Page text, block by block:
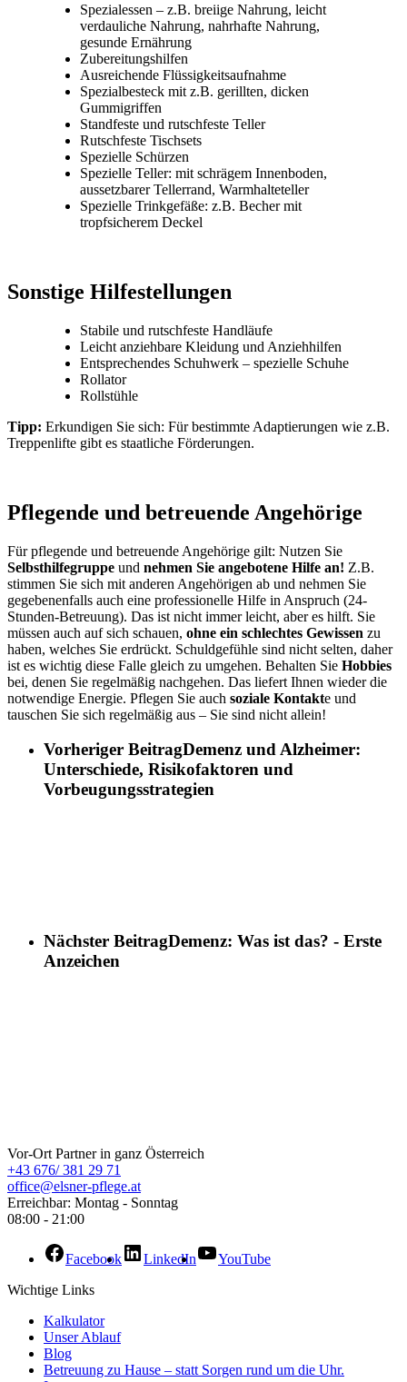
Spezialessen – z.B. breiige Nahrung, leicht
verdauliche Nahrung, nahrhafte Nahrung,
gesunde Ernährung
Zubereitungshilfen
Ausreichende Flüssigkeitsaufnahme
Spezialbesteck mit z.B. gerillten, dicken
Gummigriffen
Standfeste und rutschfeste Teller
Rutschfeste Tischsets
Spezielle Schürzen
Spezielle Teller: mit schrägem Innenboden,
aussetzbarer Tellerrand, Warmhalteteller
Spezielle Trinkgefäße: z.B. Becher mit
tropfsicherem Deckel
Sonstige Hilfestellungen
Stabile und rutschfeste Handläufe
Leicht anziehbare Kleidung und Anziehhilfen
Entsprechendes Schuhwerk – spezielle Schuhe
Rollator
Rollstühle
Tipp: Erkundigen Sie sich: Für bestimmte Adaptierungen wie z.B.
Treppenlifte gibt es staatliche Förderungen.
Pflegende und betreuende Angehörige
Für pflegende und betreuende Angehörige gilt: Nutzen Sie
Selbsthilfegruppe und nehmen Sie angebotene Hilfe an! Z.B.
stimmen Sie sich mit anderen Angehörigen ab und nehmen Sie
gegebenenfalls auch eine professionelle Hilfe in Anspruch (24-
Stunden-Betreuung). Das ist nicht immer leicht, aber es hilft. Sie
müssen auch auf sich schauen, ohne ein schlechtes Gewissen zu
haben, welches Sie erdrückt. Schuldgefühle sind nicht selten, daher
ist es wichtig diese Falle gleich zu umgehen. Behalten Sie Hobbies
bei, denen Sie regelmäßig nachgehen. Das liefert Ihnen wieder die
notwendige Energie. Pflegen Sie auch soziale Kontakte und
tauschen Sie sich regelmäßig aus – Sie sind nicht allein!
Vorheriger BeitragDemenz und Alzheimer:
Unterschiede, Risikofaktoren und
Vorbeugungsstrategien
Nächster BeitragDemenz: Was ist das? - Erste
Anzeichen
Vor-Ort Partner in ganz Österreich
+43 676/ 381 29 71
office@elsner-pflege.at
Erreichbar: Montag - Sonntag
08:00 - 21:00
Facebook LinkedIn
YouTube
Wichtige Links
Kalkulator
Unser Ablauf
Blog
Betreuung zu Hause – statt Sorgen rund um die Uhr.